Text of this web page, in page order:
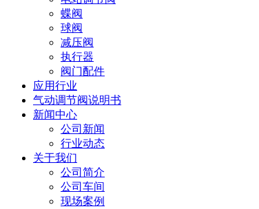
蝶阀
球阀
减压阀
执行器
阀门配件
应用行业
气动调节阀说明书
新闻中心
公司新闻
行业动态
关于我们
公司简介
公司车间
现场案例